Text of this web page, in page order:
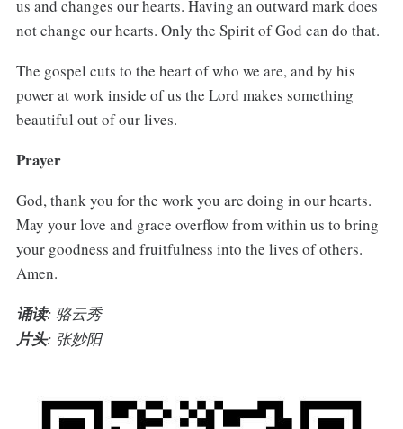
us and changes our hearts. Having an outward mark does
not change our hearts. Only the Spirit of God can do that.
The gospel cuts to the heart of who we are, and by his
power at work inside of us the Lord makes something
beautiful out of our lives.
Prayer
God, thank you for the work you are doing in our hearts.
May your love and grace overflow from within us to bring
your goodness and fruitfulness into the lives of others.
Amen.
诵读: 骆云秀
片头: 张妙阳